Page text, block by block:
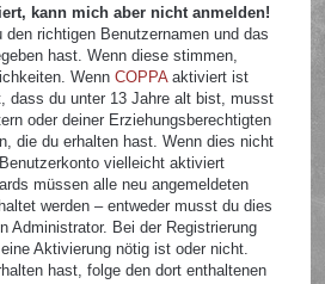
kann mich aber nicht anmelden!
den richtigen Benutzernamen und das
hast. Wenn diese stimmen,
WennCOPPAaktiviert ist
dass du unter 13 Jahre alt bist, musst
oder deiner Erziehungsberechtigten
die du erhalten hast. Wenn dies nicht
vielleicht aktiviert
müssen alle neu angemeldeten
werden – entweder musst du dies
Administrator. Bei der Registrierung
Aktivierung nötig ist oder nicht.
hast, folge den dort enthaltenen